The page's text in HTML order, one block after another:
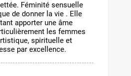
Féminité sensuelle
de donner la vie . Elle
apporter une âme
les femmes
spirituelle et
par excellence.